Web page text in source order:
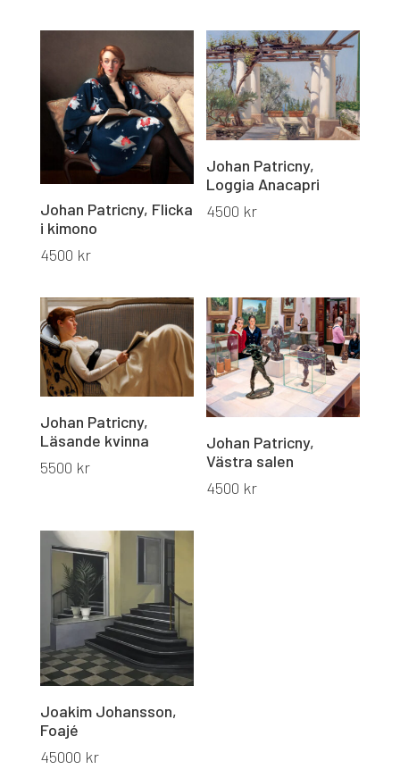
Johan Patricny, Flicka
i kimono
4500 kr
Johan Patricny,
Loggia Anacapri
4500 kr
Johan Patricny,
Läsande kvinna
5500 kr
Johan Patricny,
Västra salen
4500 kr
Joakim Johansson,
Foajé
45000 kr